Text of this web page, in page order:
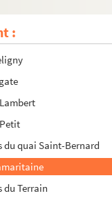
:
épreuves, notes
de la Seine, tome 1
du quai Saint-Bernard
du Terrain